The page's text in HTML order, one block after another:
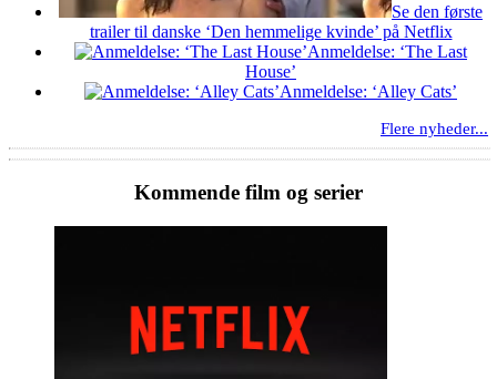
Se den første
trailer til danske ‘Den hemmelige kvinde’ på Netflix
Anmeldelse: ‘The Last
House’
Anmeldelse: ‘Alley Cats’
Flere nyheder...
Kommende film og serier